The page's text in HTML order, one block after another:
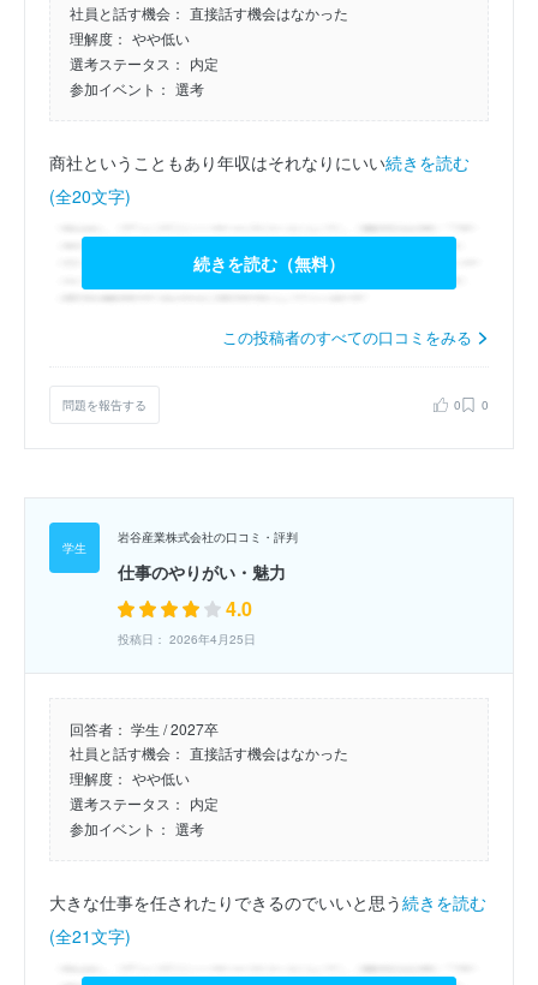
社員と話す機会： 直接話す機会はなかった
理解度： やや低い
選考ステータス： 内定
参加イベント： 選考
商社ということもあり年収はそれなりにいい続きを読む
(全20文字)
続きを読む（無料）
この投稿者のすべての口コミをみる
問題を報告する 0 0
岩谷産業株式会社の口コミ・評判
仕事のやりがい・魅力
4.0
投稿日： 2026年4月25日
回答者： 学生 / 2027卒
社員と話す機会： 直接話す機会はなかった
理解度： やや低い
選考ステータス： 内定
参加イベント： 選考
大きな仕事を任されたりできるのでいいと思う続きを読む
(全21文字)